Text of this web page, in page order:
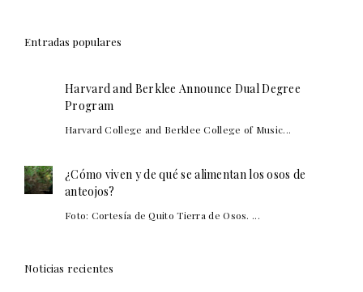
Entradas populares
Harvard and Berklee Announce Dual Degree
Program
Harvard College and Berklee College of Music...
¿Cómo viven y de qué se alimentan los osos de
anteojos?
Foto: Cortesía de Quito Tierra de Osos. ...
Noticias recientes